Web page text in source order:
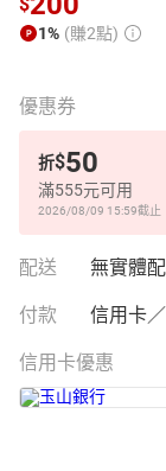
1% (賺2點)
優惠券
折$50
滿555元可用
2026/08/09 15:59截止
配送 無實體
付款 信用卡
信用卡優惠